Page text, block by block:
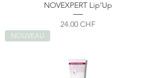
NOVEXPERT Lip’Up
Prix
24.00 CHF
NOUVEAU